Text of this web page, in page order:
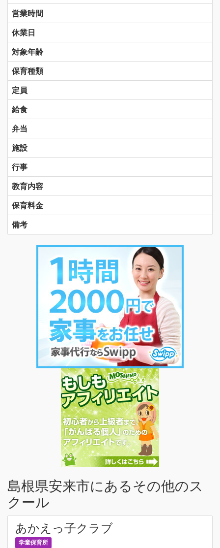
営業時間
休業日
対象年齢
保育種類
定員
給食
弁当
施設
行事
教育内容
保育料金
備考
島根県安来市にあるその他のス
クール
あかえっ子クラブ
学童保育所